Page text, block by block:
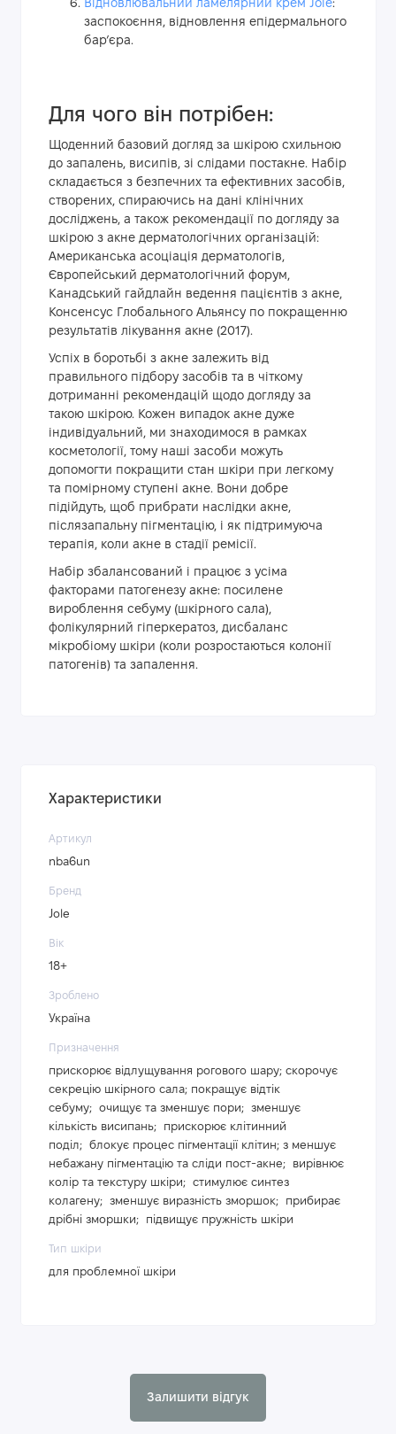
Відновлювальний ламелярний крем Jole:
заспокоєння, відновлення епідермального
бар’єра.
Для чого він потрібен:
Щоденний базовий догляд за шкірою схильною
до запалень, висипів, зі слідами постакне. Набір
складається з безпечних та ефективних засобів,
створених, спираючись на дані клінічних
досліджень, а також рекомендації по догляду за
шкірою з акне дерматологічних організацій:
Американська асоціація дерматологів,
Європейський дерматологічний форум,
Канадський гайдлайн ведення пацієнтів з акне,
Консенсус Глобального Альянсу по покращенню
результатів лікування акне (2017).
Успіх в боротьбі з акне залежить від
правильного підбору засобів та в чіткому
дотриманні рекомендацій щодо догляду за
такою шкірою. Кожен випадок акне дуже
індивідуальний, ми знаходимося в рамках
косметології, тому наші засоби можуть
допомогти покращити стан шкіри при легкому
та помірному ступені акне. Вони добре
підійдуть, щоб прибрати наслідки акне,
післязапальну пігментацію, і як підтримуюча
терапія, коли акне в стадії ремісії.
Набір збалансований і працює з усіма
факторами патогенезу акне: посилене
вироблення себуму (шкірного сала),
фолікулярний гіперкератоз, дисбаланс
мікробіому шкіри (коли розростаються колонії
патогенів) та запалення.
Характеристики
Артикул
nba6un
Бренд
Jole
Вік
18+
Зроблено
Україна
Призначення
прискорює відлущування рогового шару; скорочує
секрецію шкірного сала; покращує відтік
себуму; очищує та зменшує пори; зменшує
кількість висипань; прискорює клітинний
поділ; блокує процес пігментації клітин; з меншує
небажану пігментацію та сліди пост-акне; вирівнює
колір та текстуру шкіри; стимулює синтез
колагену; зменшує виразність зморшок; прибирає
дрібні зморшки; підвищує пружність шкіри
Тип шкіри
для проблемної шкіри
Залишити відгук